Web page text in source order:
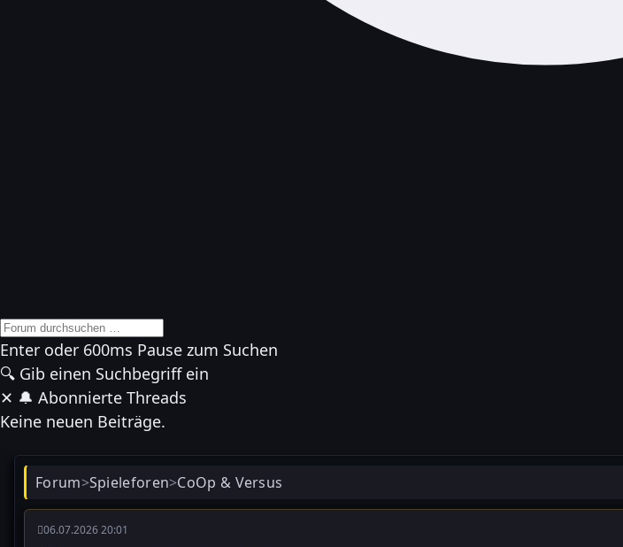
Enter oder 600ms Pause zum Suchen
🔍 Gib einen Suchbegriff ein
✕ 🔔 Abonnierte Threads
Keine neuen Beiträge.
Forum>Spieleforen>CoOp & Versus
06.07.2026 20:01